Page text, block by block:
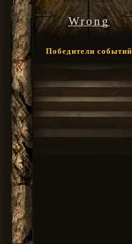
Wrong
Победители событий